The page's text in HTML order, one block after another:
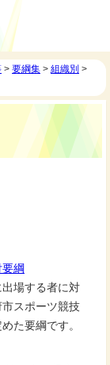
> 要綱集 > 組織別 >
綱
場する者に対
スポーツ競技
た要綱です。